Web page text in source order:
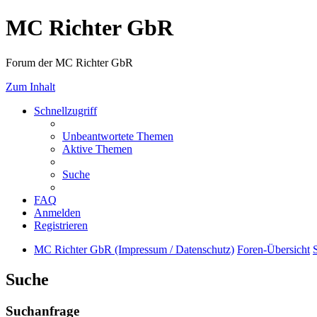
MC Richter GbR
Forum der MC Richter GbR
Zum Inhalt
Schnellzugriff
Unbeantwortete Themen
Aktive Themen
Suche
FAQ
Anmelden
Registrieren
MC Richter GbR (Impressum / Datenschutz) Foren-Übersicht
Suche
Suchanfrage